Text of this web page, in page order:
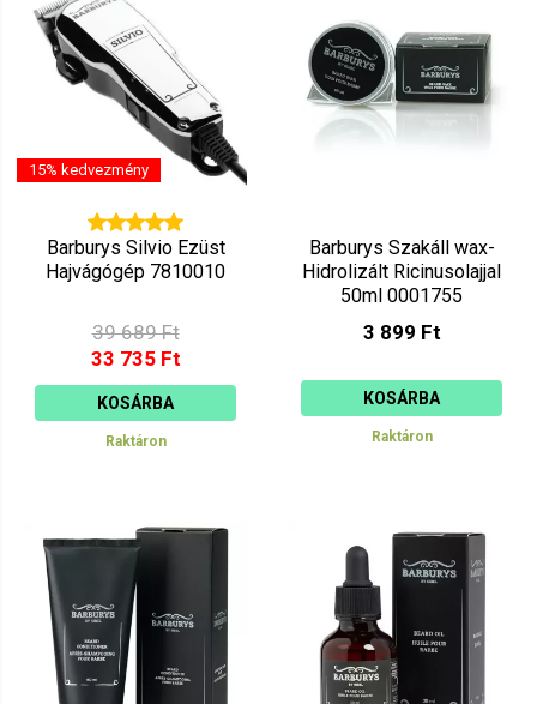
15% kedvezmény
Barburys Silvio Ezüst
Hajvágógép 7810010
39 689 Ft
33 735 Ft
KOSÁRBA
Raktáron
Barburys Szakáll wax-
Hidrolizált Ricinusolajjal
50ml 0001755
3 899 Ft
KOSÁRBA
Raktáron